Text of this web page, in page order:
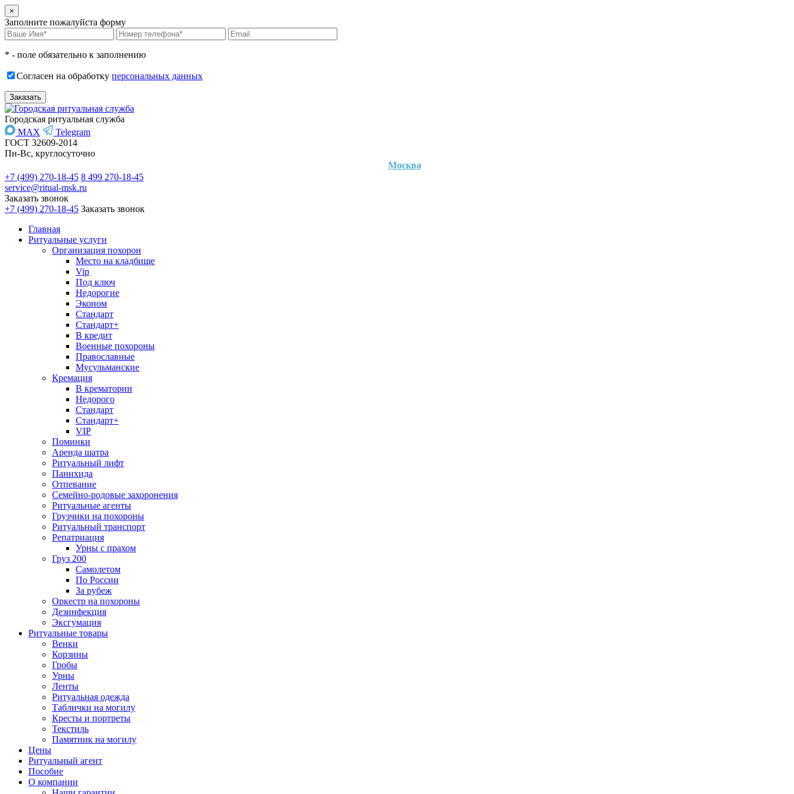
×
Заполните пожалуйста форму
* - поле обязательно к заполнению
Согласен на обработку персональных данных
Городская ритуальная служба
MAX
Telegram
ГОСТ 32609-2014
Пн-Вс, круглосуточно
Москва
+7 (499) 270-18-45 8 499 270-18-45
service@ritual-msk.ru
Заказать звонок
+7 (499) 270-18-45 Заказать звонок
Главная
Ритуальные услуги
Организация похорон
Место на кладбище
Vip
Под ключ
Недорогие
Эконом
Стандарт
Стандарт+
В кредит
Военные похороны
Православные
Мусульманские
Кремация
В крематории
Недорого
Стандарт
Стандарт+
VIP
Поминки
Аренда шатра
Ритуальный лифт
Панихида
Отпевание
Семейно-родовые захоронения
Ритуальные агенты
Грузчики на похороны
Ритуальный транспорт
Репатриация
Урны с прахом
Груз 200
Самолетом
По России
За рубеж
Оркестр на похороны
Дезинфекция
Эксгумация
Ритуальные товары
Венки
Корзины
Гробы
Урны
Ленты
Ритуальная одежда
Таблички на могилу
Кресты и портреты
Текстиль
Памятник на могилу
Цены
Ритуальный агент
Пособие
О компании